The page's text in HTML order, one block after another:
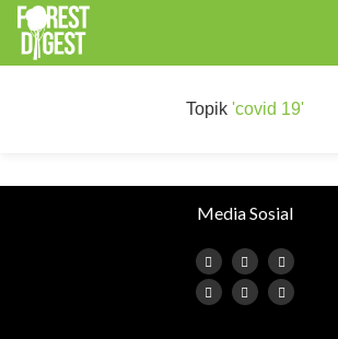
Topik 'covid 19'
Media Sosial